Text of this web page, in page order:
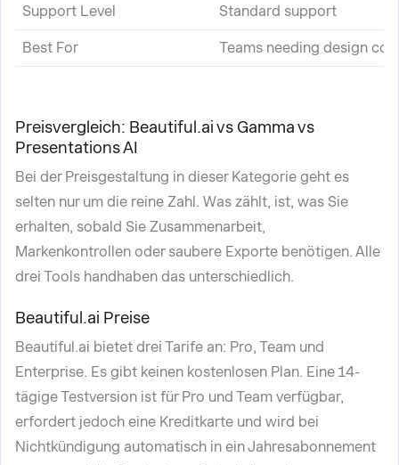
Support Level Standard support
Best For Teams needing design
Preisvergleich: Beautiful.ai vs Gamma vs
Presentations AI
Bei der Preisgestaltung in dieser Kategorie geht es
selten nur um die reine Zahl. Was zählt, ist, was Sie
erhalten, sobald Sie Zusammenarbeit,
Markenkontrollen oder saubere Exporte benötigen. Alle
drei Tools handhaben das unterschiedlich.
Beautiful.ai Preise
Beautiful.ai bietet drei Tarife an: Pro, Team und
Enterprise. Es gibt keinen kostenlosen Plan. Eine 14-
tägige Testversion ist für Pro und Team verfügbar,
erfordert jedoch eine Kreditkarte und wird bei
Nichtkündigung automatisch in ein Jahresabonnement